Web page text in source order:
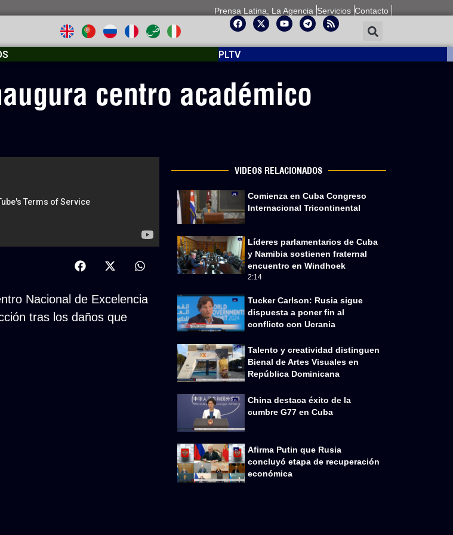
Prensa Latina, La Agencia Servicios Contacto
PLTV
centro académico
Nacional de Excelencia
tras los daños que
VIDEOS RELACIONADOS
Comienza en Cuba Congreso
Internacional Tricontinental
Líderes parlamentarios de Cuba
y Namibia sostienen fraternal
encuentro en Windhoek
2:14
Tucker Carlson: Rusia sigue
dispuesta a poner fin al
conflicto con Ucrania
Talento y creatividad distinguen
Bienal de Artes Visuales en
República Dominicana
China destaca éxito de la
cumbre G77 en Cuba
Afirma Putin que Rusia
concluyó etapa de recuperación
económica